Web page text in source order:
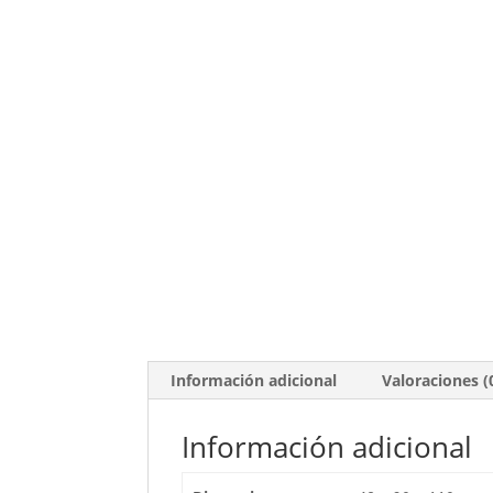
Información adicional Valoraciones
Información adicional